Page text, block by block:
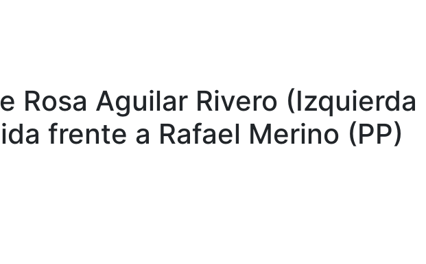
Rosa Aguilar Rivero (Izquierda
frente a Rafael Merino (PP)